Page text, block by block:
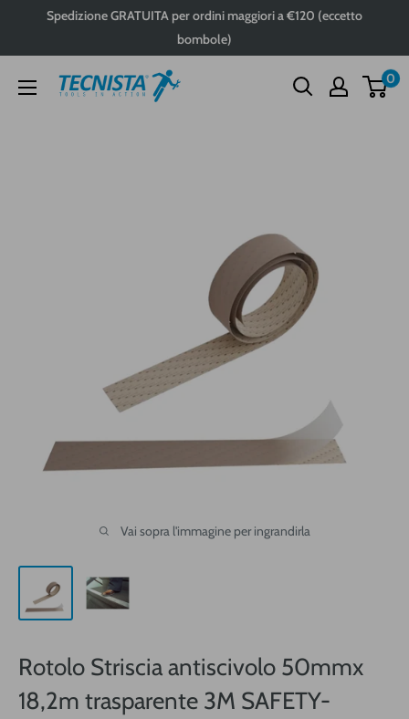
Spedizione GRATUITA per ordini maggiori a €120 (eccetto
bombole)
Tecnista 0
Vai sopra l'immagine per ingrandirla
Rotolo Striscia antiscivolo 50mmx
18,2m trasparente 3M SAFETY-